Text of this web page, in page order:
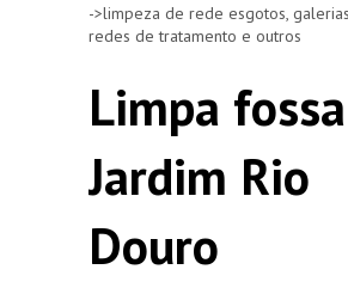
->limpeza de rede esgotos,
redes de tratamento e outros
Limpa
Jardim Rio
Douro